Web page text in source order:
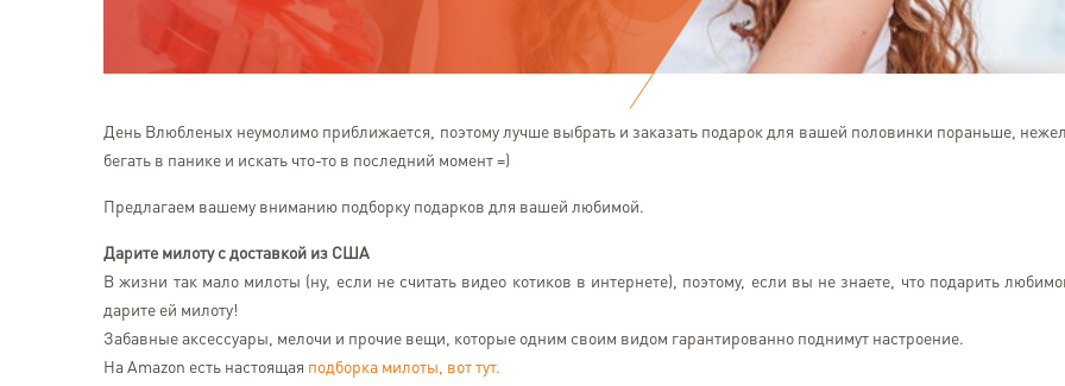
День Влюбленых неумолимо приближается, поэтому лучше выбрать и заказать подарок для вашей половинки пораньше,
бегать в панике и искать что-то в последний момент =)
Предлагаем вашему вниманию подборку подарков для вашей любимой.
Дарите милоту с доставкой из США
В жизни так мало милоты (ну, если не считать видео котиков в интернете), поэтому, если вы не знаете, что подарить
дарите ей милоту!
Забавные аксессуары, мелочи и прочие вещи, которые одним своим видом гарантированно поднимут настроение.
На Amazon есть настоящая подборка милоты, вот тут.